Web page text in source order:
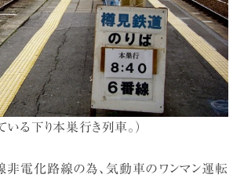
いる下り本巣行き列車。）
非電化路線の為、気動車のワンマン運転